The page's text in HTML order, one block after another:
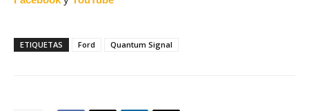
ETIQUETAS Ford Quantum Signal